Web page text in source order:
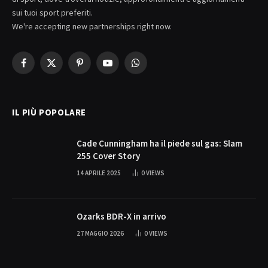
sui tuoi sport preferiti.
We're accepting new partnerships right now.
Facebook
X
PinterestYouTubeWhatsApp
IL PIÙ POPOLARE
Cade Cunningham ha il piede sul gas: Slam
255 Cover Story
14 APRILE 2025 0VIEWS
Ozarks BDR-X in arrivo
27 MAGGIO 2026 0VIEWS